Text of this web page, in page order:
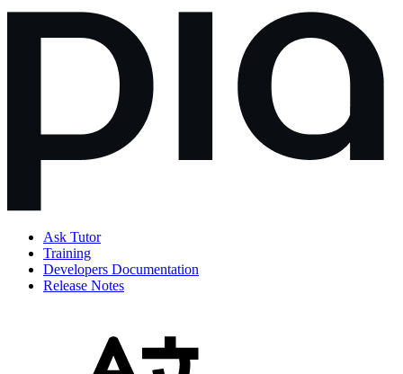
Ask Tutor
Training
Developers Documentation
Release Notes